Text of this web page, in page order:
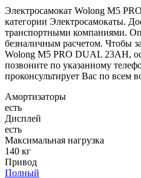
Электросамокат Wolong M5
категории Электросамокаты.
транспортными компаниями.
безналичным расчетом. Чтобы
Wolong M5 PRO DUAL 23AH,
позвоните по указанному
проконсультирует Вас по всем
Амортизаторы
есть
Дисплей
есть
Максимальная нагрузка
140 кг
Привод
Полный